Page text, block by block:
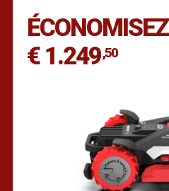
ÉCONOMISEZ
€ 1.249,50